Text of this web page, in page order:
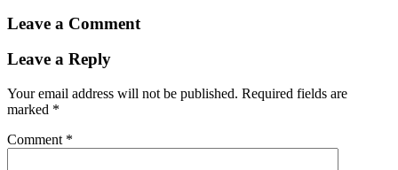
Leave a Comment
Leave a Reply
Your email address will not be published. Required fields are
marked *
Comment *